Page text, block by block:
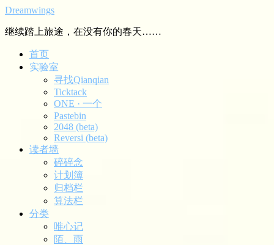
Dreamwings
继续踏上旅途，在没有你的春天……
首页
实验室
寻找Qianqian
Ticktack
ONE · 一个
Pastebin
2048 (beta)
Reversi (beta)
读者墙
碎碎念
计划簿
归档栏
算法栏
分类
唯心记
陌、雨